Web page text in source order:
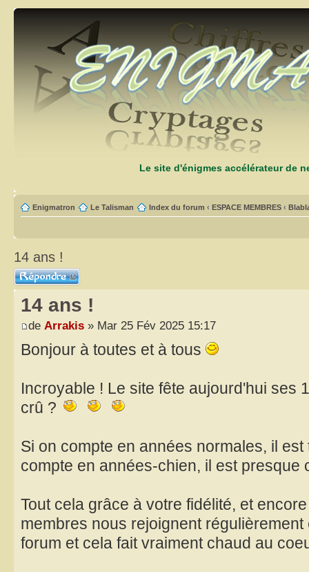
Le site d'énigmes accélérateur de
Enigmatron Le Talisman Index du forum ‹ ESPACE MEMBRES ‹
14 ans !
Répondre
14 ans !
de Arrakis » Mar 25 Fév 2025 15:17
Bonjour à toutes et à tous
Incroyable ! Le site fête aujourd'hui ses
crû ?
Si on compte en années normales, il
compte en années-chien, il est presque
Tout cela grâce à votre fidélité, et
membres nous rejoignent
forum et cela fait vraiment chaud au